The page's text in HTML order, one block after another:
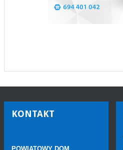
KONTAKT